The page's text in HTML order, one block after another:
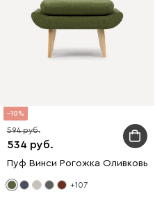
10
534
594
Пуф Винси Рогожка Оливковый
+107